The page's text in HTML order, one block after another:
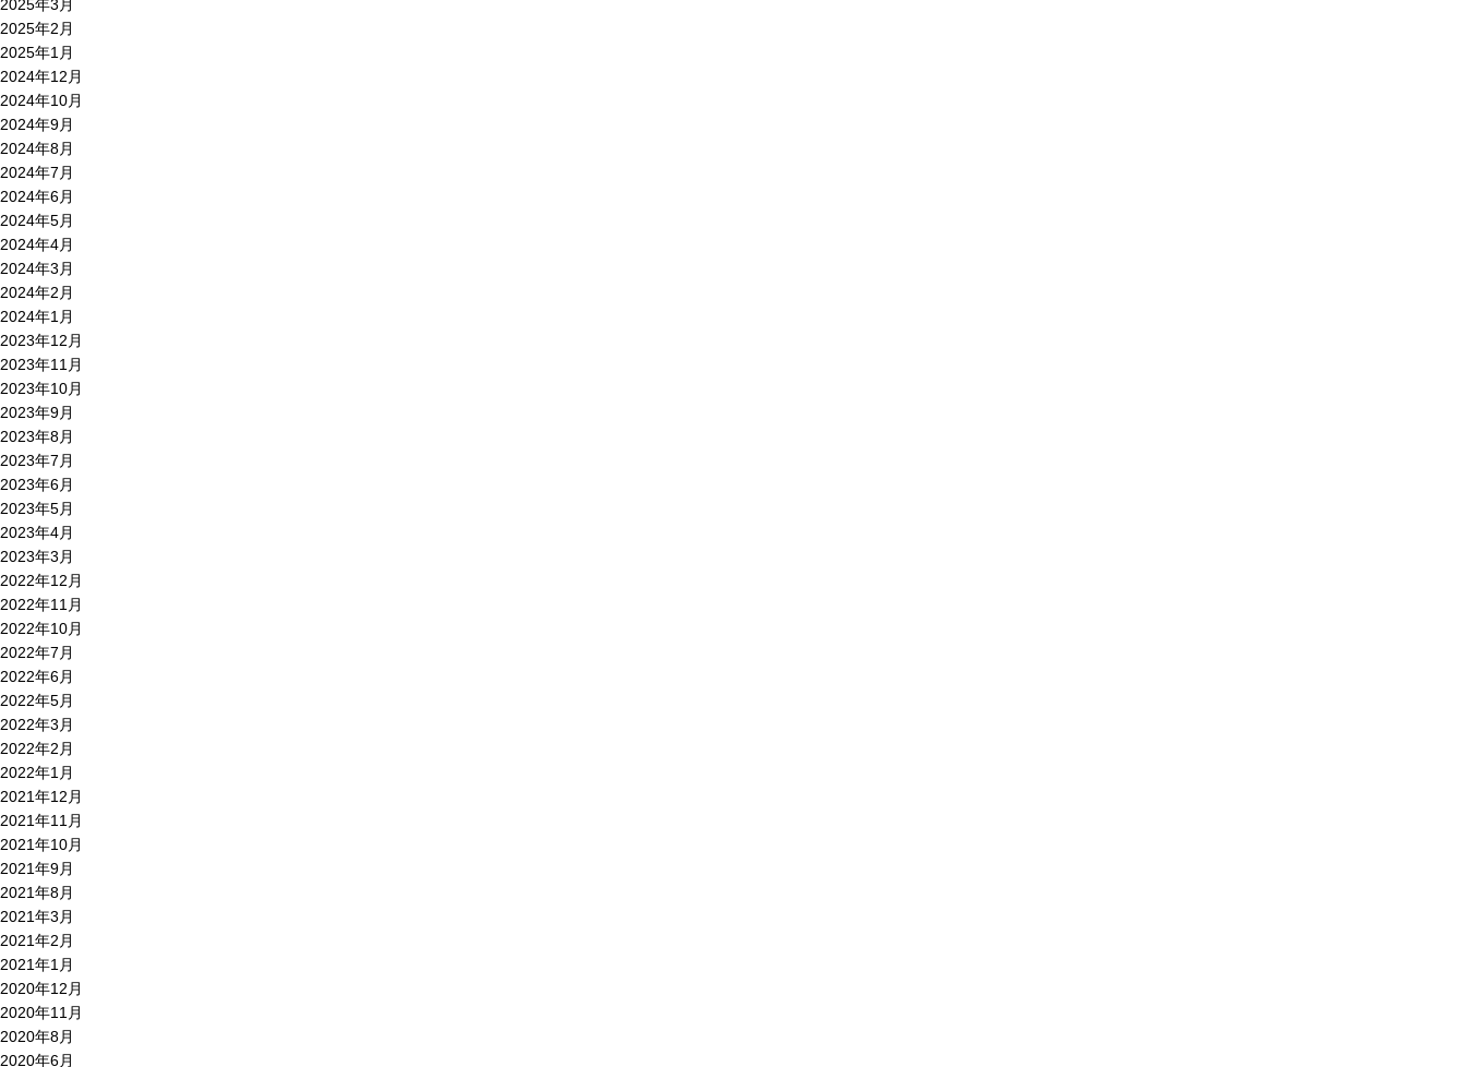
2025年3月
2025年2月
2025年1月
2024年12月
2024年10月
2024年9月
2024年8月
2024年7月
2024年6月
2024年5月
2024年4月
2024年3月
2024年2月
2024年1月
2023年12月
2023年11月
2023年10月
2023年9月
2023年8月
2023年7月
2023年6月
2023年5月
2023年4月
2023年3月
2022年12月
2022年11月
2022年10月
2022年7月
2022年6月
2022年5月
2022年3月
2022年2月
2022年1月
2021年12月
2021年11月
2021年10月
2021年9月
2021年8月
2021年3月
2021年2月
2021年1月
2020年12月
2020年11月
2020年8月
2020年6月